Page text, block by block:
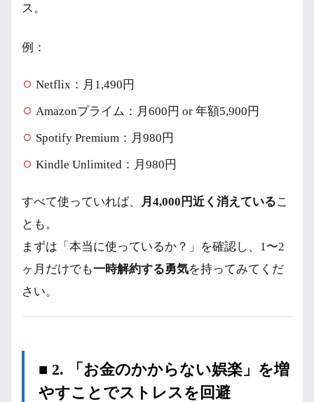
ス。
例：
Netflix：月1,490円
Amazonプライム：月600円 or 年額5,900円
Spotify Premium：月980円
Kindle Unlimited：月980円
すべて使っていれば、 月4,000円近く消えているこ
とも。
まずは「本当に使っているか？」を確認し、1〜2
ヶ月だけでも一時解約する勇気を持ってみてくだ
さい。
■ 2. 「お金のかからない娯楽」を増
やすことでストレスを回避